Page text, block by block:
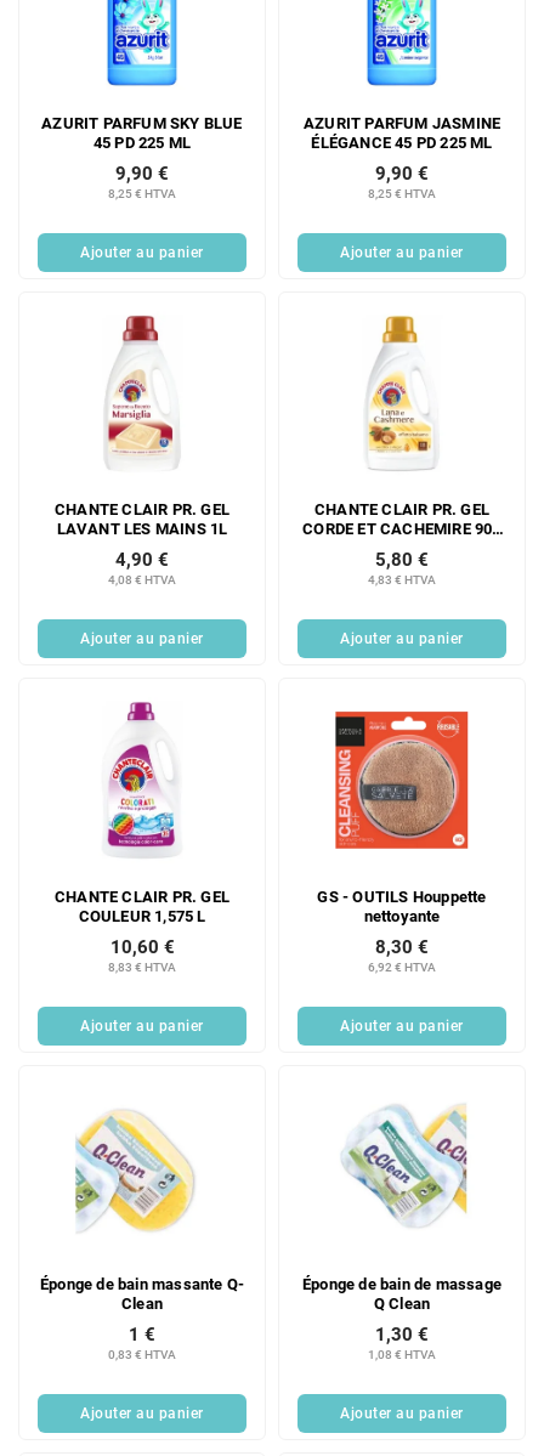
AZURIT PARFUM SKY BLUE
45 PD 225 ML
8,25 € HTVA
9,90 €
Ajouter au panier
AZURIT PARFUM JASMINE
ÉLÉGANCE 45 PD 225 ML
8,25 € HTVA
9,90 €
Ajouter au panier
CHANTE CLAIR PR. GEL
LAVANT LES MAINS 1L
4,08 € HTVA
4,90 €
Ajouter au panier
CHANTE CLAIR PR. GEL
CORDE ET CACHEMIRE 900
ML
4,83 € HTVA
5,80 €
Ajouter au panier
CHANTE CLAIR PR. GEL
COULEUR 1,575 L
8,83 € HTVA
10,60 €
Ajouter au panier
GS - OUTILS Houppette
nettoyante
6,92 € HTVA
8,30 €
Ajouter au panier
Éponge de bain massante Q-
Clean
0,83 € HTVA
1 €
Ajouter au panier
Éponge de bain de massage
Q Clean
1,08 € HTVA
1,30 €
Ajouter au panier